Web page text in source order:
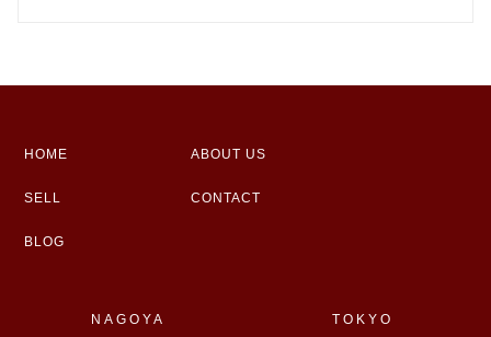
HOME ABOUT US
SELL CONTACT
BLOG
NAGOYA TOKYO